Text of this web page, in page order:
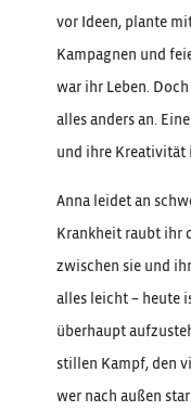
vor Ideen, plante
Kampagnen und
war ihr Leben.
alles anders an.
und ihre Kreativität
Anna leidet an
Krankheit raubt ihr
zwischen sie und
alles leicht – heute
überhaupt
stillen Kampf, den
wer nach außen